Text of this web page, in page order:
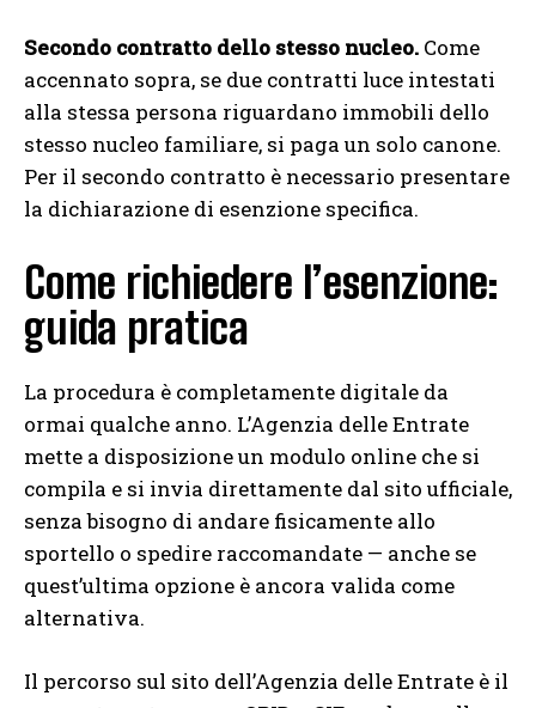
Secondo contratto dello stesso nucleo. Come
accennato sopra, se due contratti luce intestati
alla stessa persona riguardano immobili dello
stesso nucleo familiare, si paga un solo canone.
Per il secondo contratto è necessario presentare
la dichiarazione di esenzione specifica.
Come richiedere l’esenzione:
guida pratica
La procedura è completamente digitale da
ormai qualche anno. L’Agenzia delle Entrate
mette a disposizione un modulo online che si
compila e si invia direttamente dal sito ufficiale,
senza bisogno di andare fisicamente allo
sportello o spedire raccomandate — anche se
quest’ultima opzione è ancora valida come
alternativa.
Il percorso sul sito dell’Agenzia delle Entrate è il